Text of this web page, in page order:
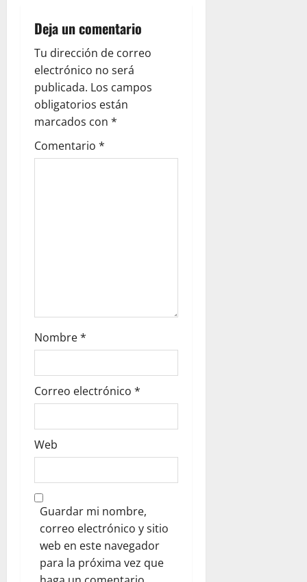
v
i
g
a
t
Deja un comentario
Tu dirección de correo
electrónico no será
publicada. Los campos
obligatorios están
marcados con *
Comentario *
Nombre*
Correo electrónico *
Web
Guardar mi nombre,
correo electrónico y sitio
web en este navegador
para la próxima vez que